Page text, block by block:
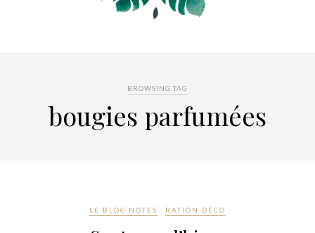
BROWSING TAG
bougies parfumées
LE BLOC-NOTES RATION DÉCO